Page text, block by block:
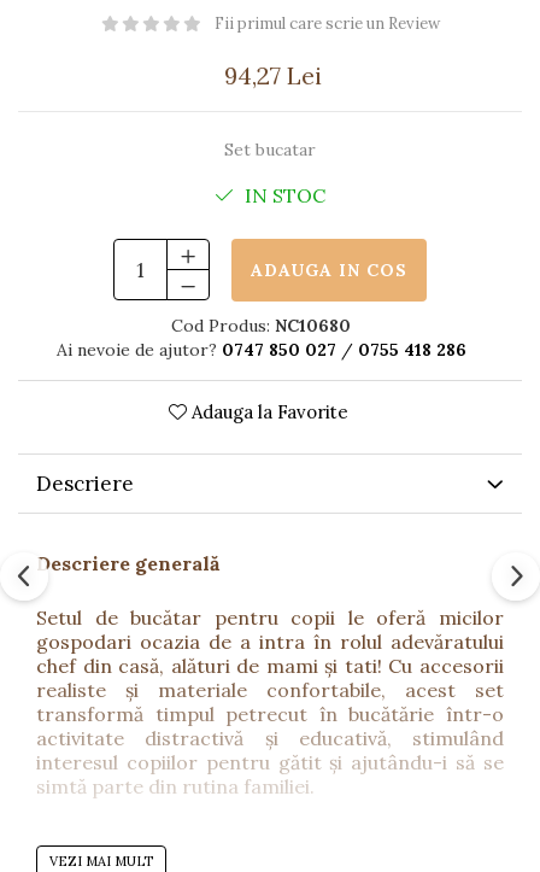
Fii primul care scrie un Review
94,27 Lei
Set bucatar
IN STOC
ADAUGA IN COS
Cod Produs: NC10680
Ai nevoie de ajutor? 0747 850 027 / 0755 418 286
Adauga la Favorite
Descriere
Descriere generală
Setul de bucătar pentru copii le oferă micilor
gospodari ocazia de a intra în rolul adevăratului
chef din casă, alături de mami și tati! Cu accesorii
realiste și materiale confortabile, acest set
transformă timpul petrecut în bucătărie într-o
activitate distractivă și educativă, stimulând
interesul copiilor pentru gătit și ajutându-i să se
simtă parte din rutina familiei.
Beneficii
VEZI MAI MULT